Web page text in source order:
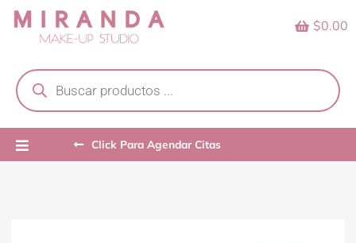
Skip
search
$0.00
Click Para Agendar Citas